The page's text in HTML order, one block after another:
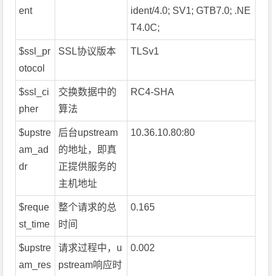
ent
ident/4.0; SV1; GTB7.0; .NE
T4.0C;
$ssl_pr
otocol
SSL协议版本 TLSv1
$ssl_ci
pher
交换数据中的
算法
RC4-SHA
$upstre
am_ad
dr
后台upstream
的地址，即真
正提供服务的
主机地址
10.36.10.80:80
$reque
st_time
整个请求的总
时间
0.165
$upstre
am_res
请求过程中，u
pstream响应时
0.002